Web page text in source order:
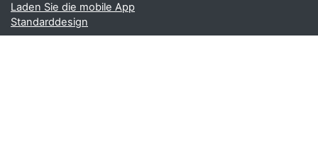
Laden Sie die mobile App
Standarddesign